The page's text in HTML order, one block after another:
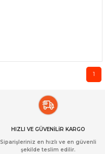
1
HIZLI VE GÜVENİLİR KARGO
Siparişleriniz en hızlı ve en güvenli
şekilde teslim edilir.